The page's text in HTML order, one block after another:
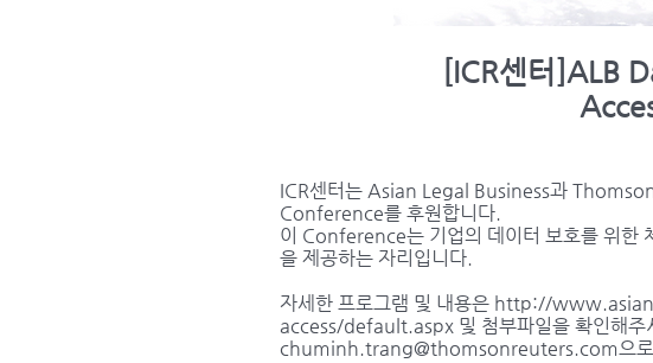
[ICR센터]ALB
ICR센터는 Asian Legal Business과
Conference를 후원합니다.
이 Conference는 기업의 데이터 보호를 위한
을 제공하는 자리입니다.
자세한 프로그램 및 내용은 http://
access/default.aspx 및 첨부파일을 확인해
chuminh.trang@thomsonreuters.com으